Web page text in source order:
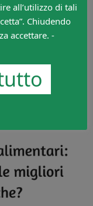
all’utilizzo di tali
Chiudendo
accettare. -